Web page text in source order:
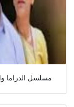
مسلسل الدراما